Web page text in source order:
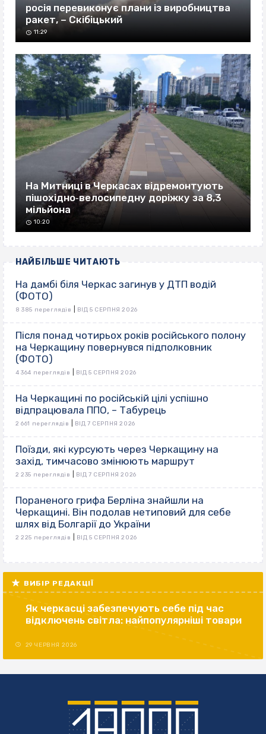
росія перевиконує плани із виробництва
ракет, – Скібіцький
11:29
На Митниці в Черкасах відремонтують
пішохідно‐велосипедну доріжку за 8,3
мільйона
10:20
НАЙБІЛЬШЕ ЧИТАЮТЬ
На дамбі біля Черкас загинув у ДТП водій
(ФОТО)
8 385 переглядів ВІД 5 СЕРПНЯ 2026
Після понад чотирьох років російського полону
на Черкащину повернувся підполковник
(ФОТО)
4 364 переглядів ВІД 5 СЕРПНЯ 2026
На Черкащині по російській цілі успішно
відпрацювала ППО, – Табурець
2 661 переглядів ВІД 7 СЕРПНЯ 2026
Поїзди, які курсують через Черкащину на
захід, тимчасово змінюють маршрут
2 235 переглядів ВІД 7 СЕРПНЯ 2026
Пораненого грифа Берліна знайшли на
Черкащині. Він подолав нетиповий для себе
шлях від Болгарії до України
2 225 переглядів ВІД 5 СЕРПНЯ 2026
ВИБІР РЕДАКЦІЇ
Як черкасці забезпечують себе під час
відключень світла: найпопулярніші товари
29 ЧЕРВНЯ 2026